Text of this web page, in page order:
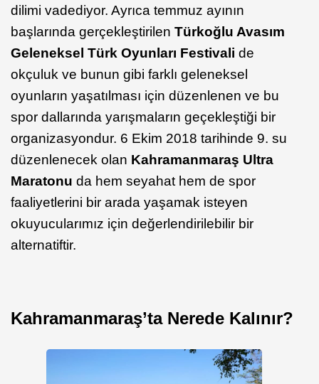
dilimi vadediyor. Ayrıca temmuz ayının
başlarında gerçekleştirilen Türkoğlu Avasım
Geleneksel Türk Oyunları Festivali de
okçuluk ve bunun gibi farklı geleneksel
oyunların yaşatılması için düzenlenen ve bu
spor dallarında yarışmaların geçekleştiği bir
organizasyondur. 6 Ekim 2018 tarihinde 9. su
düzenlenecek olan Kahramanmaraş Ultra
Maratonu da hem seyahat hem de spor
faaliyetlerini bir arada yaşamak isteyen
okuyucularımız için değerlendirilebilir bir
alternatiftir.
Kahramanmaraş’ta Nerede Kalınır?